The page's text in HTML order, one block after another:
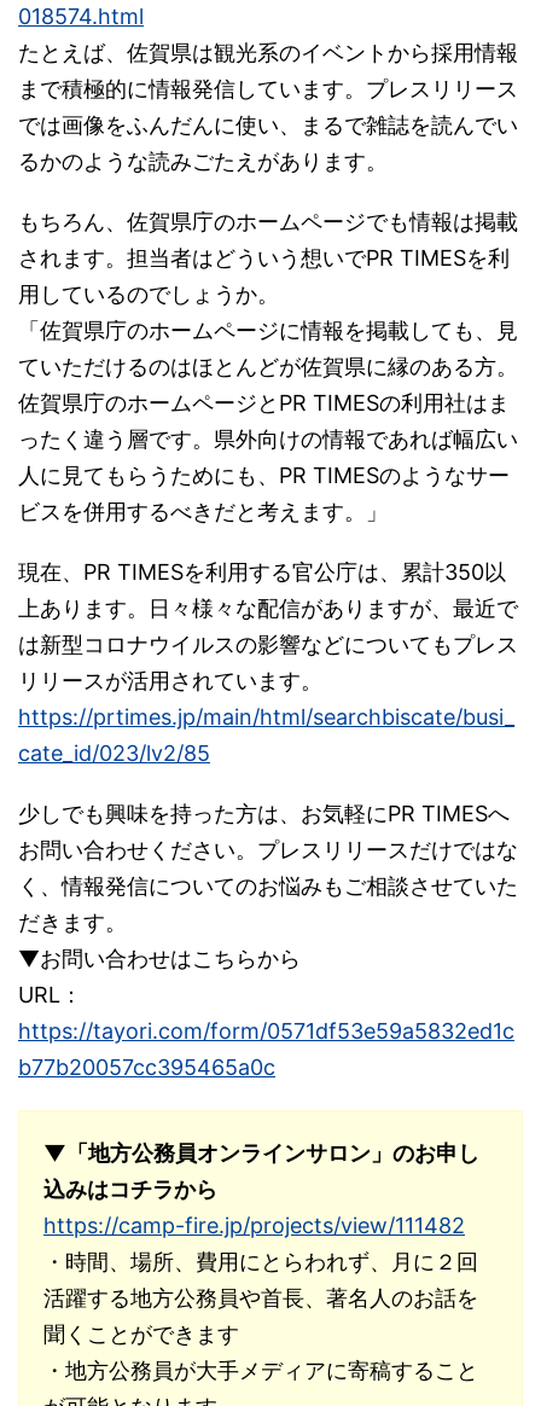
018574.html
たとえば、佐賀県は観光系のイベントから採用情報
まで積極的に情報発信しています。プレスリリース
では画像をふんだんに使い、まるで雑誌を読んでい
るかのような読みごたえがあります。
もちろん、佐賀県庁のホームページでも情報は掲載
されます。担当者はどういう想いでPR TIMESを利
用しているのでしょうか。
「佐賀県庁のホームページに情報を掲載しても、見
ていただけるのはほとんどが佐賀県に縁のある方。
佐賀県庁のホームページとPR TIMESの利用社はま
ったく違う層です。県外向けの情報であれば幅広い
人に見てもらうためにも、PR TIMESのようなサー
ビスを併用するべきだと考えます。」
現在、PR TIMESを利用する官公庁は、累計350以
上あります。日々様々な配信がありますが、最近で
は新型コロナウイルスの影響などについてもプレス
リリースが活用されています。
https://prtimes.jp/main/html/searchbiscate/busi_
cate_id/023/lv2/85
少しでも興味を持った方は、お気軽にPR TIMESへ
お問い合わせください。プレスリリースだけではな
く、情報発信についてのお悩みもご相談させていた
だきます。
▼お問い合わせはこちらから
URL：
https://tayori.com/form/0571df53e59a5832ed1c
b77b20057cc395465a0c
▼「地方公務員オンラインサロン」のお申し
込みはコチラから
https://camp-fire.jp/projects/view/111482
・時間、場所、費用にとらわれず、月に２回
活躍する地方公務員や首長、著名人のお話を
聞くことができます
・地方公務員が大手メディアに寄稿すること